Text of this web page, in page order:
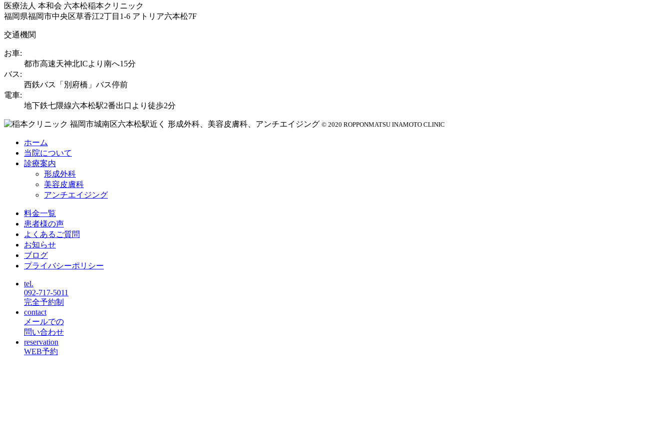
医療法人 本和会 六本松稲本クリニック
福岡県福岡市中央区草香江2丁目1-6 アトリア六本松7F
交通機関
お車:
都市高速天神北ICより南へ15分
バス:
西鉄バス「別府橋」バス停前
電車:
地下鉄七隈線六本松駅2番出口より徒歩2分
© 2020 ROPPONMATSU INAMOTO CLINIC
ホーム
当院について
診療案内
形成外科
美容皮膚科
アンチエイジング
料金一覧
患者様の声
よくあるご質問
お知らせ
ブログ
プライバシーポリシー
tel.
092-717-5011
完全予約制
contact
メールでの
問い合わせ
reservation
WEB予約